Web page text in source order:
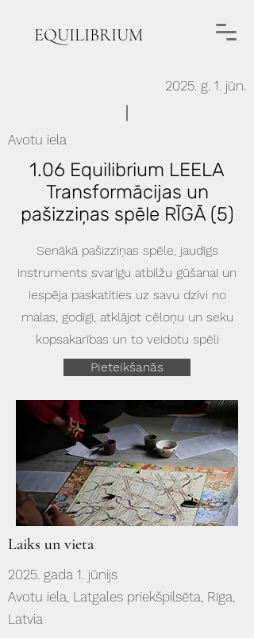
EQUILIBRIUM
2025. g. 1. jūn.
Avotu iela
1.06 Equilibrium LEELA
Transformācijas un
pašizziņas spēle RĪGĀ (5)
Senākā pašizziņas spēle, jaudīgs
instruments svarīgu atbilžu gūšanai un
iespēja paskatīties uz savu dzīvi no
malas, godīgi, atklājot cēloņu un seku
kopsakarības un to veidotu spēli
Pieteikšanās
Laiks un vieta
2025. gada 1. jūnijs
Avotu iela, Latgales priekšpilsēta, Rīga,
Latvia